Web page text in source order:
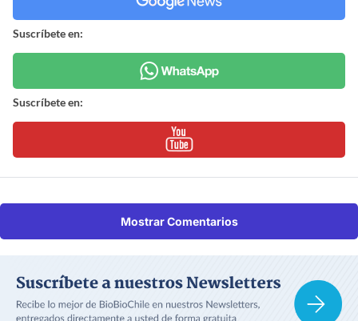
Suscríbete en:
Suscríbete en:
Mostrar Comentarios